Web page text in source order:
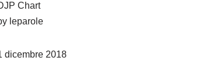
Chart
leparole
dicembre 2018